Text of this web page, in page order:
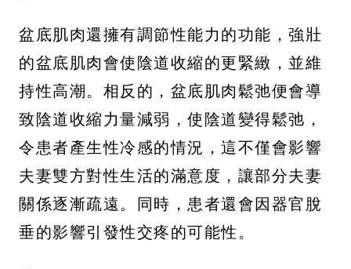
盆底肌肉還擁有調節性能力的功能，強壯
的盆底肌肉會使陰道收縮的更緊緻，並維
持性高潮。相反的，盆底肌肉鬆弛便會導
致陰道收縮力量減弱，使陰道變得鬆弛，
令患者產生性冷感的情況，這不僅會影響
夫妻雙方對性生活的滿意度，讓部分夫妻
關係逐漸疏遠。同時，患者還會因器官脫
垂的影響引發性交疼的可能性。